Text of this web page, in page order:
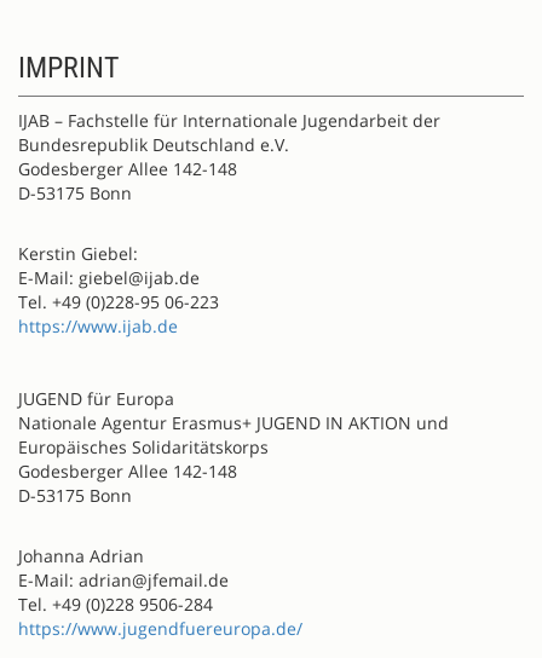
IMPRINT
IJAB – Fachstelle für Internationale Jugendarbeit der
Bundesrepublik Deutschland e.V.
Godesberger Allee 142-148
D-53175 Bonn
Kerstin Giebel:
E-Mail: giebel@ijab.de
Tel. +49 (0)228-95 06-223
https://www.ijab.de
JUGEND für Europa
Nationale Agentur Erasmus+ JUGEND IN AKTION und
Europäisches Solidaritätskorps
Godesberger Allee 142-148
D-53175 Bonn
Johanna Adrian
E-Mail: adrian@jfemail.de
Tel. +49 (0)228 9506-284
https://www.jugendfuereuropa.de/